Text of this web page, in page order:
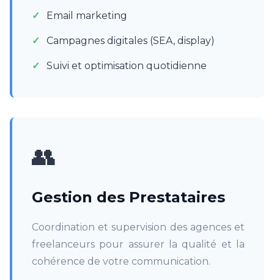
Email marketing
Campagnes digitales (SEA, display)
Suivi et optimisation quotidienne
👥
Gestion des Prestataires
Coordination et supervision des agences et
freelanceurs pour assurer la qualité et la
cohérence de votre communication.